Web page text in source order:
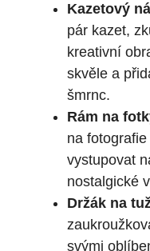
Kazetový
pár kazet,
kreativní
skvěle a
šmrnc.
Rám na
na
vystupovat
nostalgické
Držák na
svými